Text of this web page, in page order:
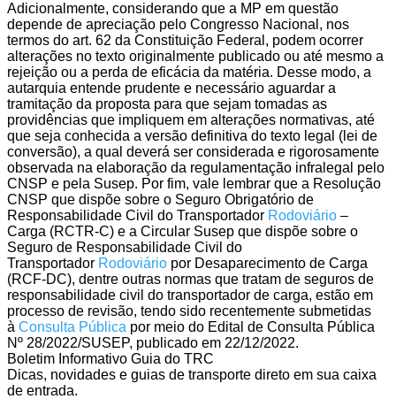
Adicionalmente, considerando que a MP em questão
depende de apreciação pelo Congresso Nacional, nos
termos do art. 62 da Constituição Federal, podem ocorrer
alterações no texto originalmente publicado ou até mesmo a
rejeição ou a perda de eficácia da matéria. Desse modo, a
autarquia entende prudente e necessário aguardar a
tramitação da proposta para que sejam tomadas as
providências que impliquem em alterações normativas, até
que seja conhecida a versão definitiva do texto legal (lei de
conversão), a qual deverá ser considerada e rigorosamente
observada na elaboração da regulamentação infralegal pelo
CNSP e pela Susep. Por fim, vale lembrar que a Resolução
CNSP que dispõe sobre o Seguro Obrigatório de
Responsabilidade Civil do Transportador Rodoviário –
Carga (RCTR-C) e a Circular Susep que dispõe sobre o
Seguro de Responsabilidade Civil do
Transportador Rodoviário por Desaparecimento de Carga
(RCF-DC), dentre outras normas que tratam de seguros de
responsabilidade civil do transportador de carga, estão em
processo de revisão, tendo sido recentemente submetidas
à Consulta Pública por meio do Edital de Consulta Pública
Nº 28/2022/SUSEP, publicado em 22/12/2022.
Boletim Informativo Guia do TRC
Dicas, novidades e guias de transporte direto em sua caixa
de entrada.